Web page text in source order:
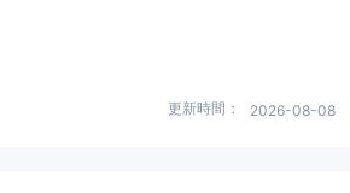
更新時間： 2026-08-08